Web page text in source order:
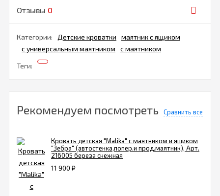
Отзывы 0
Категории: Детские кроватки
маятник с ящиком
с универсальным маятником
с маятником
Теги:
Рекомендуем посмотреть Сравнить все
Кровать детская "Malika" с маятником и ящиком
"Зебра" (автостенка,попер.и прод.маятник), Арт.
216005 береза снежная
11 900 ₽